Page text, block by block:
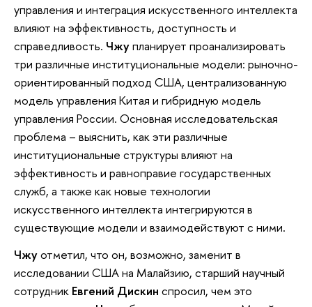
управления и интеграция искусственного интеллекта
влияют на эффективность, доступность и
справедливость. Чжупланирует проанализировать
три различные институциональные модели: рыночно-
ориентированный подход США, централизованную
модель управления Китая и гибридную модель
управления России. Основная исследовательская
проблема – выяснить, как эти различные
институциональные структуры влияют на
эффективность и равноправие государственных
служб, а также как новые технологии
искусственного интеллекта интегрируются в
существующие модели и взаимодействуют с ними.
Чжуотметил, что он, возможно, заменит в
исследовании США на Малайзию, старший научный
сотрудник Евгений Дискин спросил, чем это